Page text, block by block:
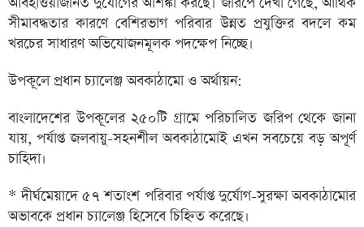
সীমাবদ্ধতার কারণে বেশিরভাগ পরিবার উন্নত প্রযুক্তির বদলে কম
খরচের সাধারণ অভিযোজনমূলক পদক্ষেপ নিচ্ছে।
উপকূলে প্রধান চ্যালেঞ্জ অবকাঠামো ও অর্থায়ন:
বাংলাদেশের উপকূলের ২৫০টি গ্রামে পরিচালিত জরিপ থেকে জানা
যায়, পর্যাপ্ত জলবায়ু-সহনশীল অবকাঠামোই এখন সবচেয়ে বড় অপূর্ণ
চাহিদা।
* দীর্ঘমেয়াদে ৫৭ শতাংশ পরিবার পর্যাপ্ত দুর্যোগ-সুরক্ষা অবকাঠামোর
অভাবকে প্রধান চ্যালেঞ্জ হিসেবে চিহ্নিত করেছে।